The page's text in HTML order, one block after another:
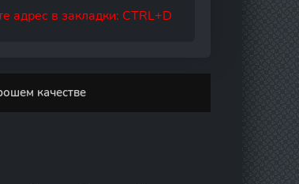
адрес в закладки: CTRL+D
качестве